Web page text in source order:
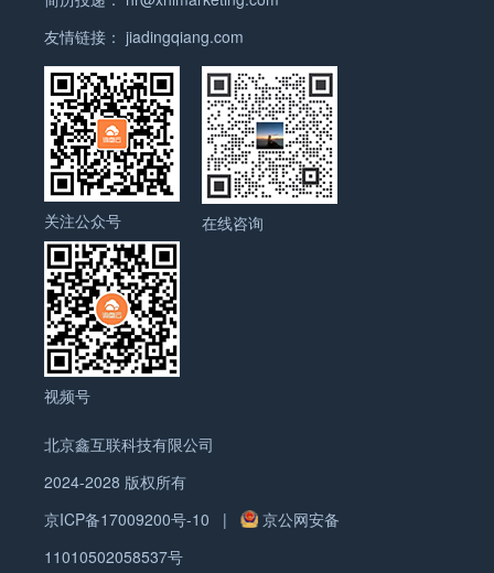
而GEO中的外链，核心要解决的，就是这两个问题：
✅ 被AI“发现” 是否出现在高频抓取源，如
Google…
友情链接： jiadingqiang.com
关注公众号 在线咨询
视频号
北京鑫互联科技有限公司
2024-2028 版权所有
京ICP备17009200号-10
|
京公网安备
11010502058537号